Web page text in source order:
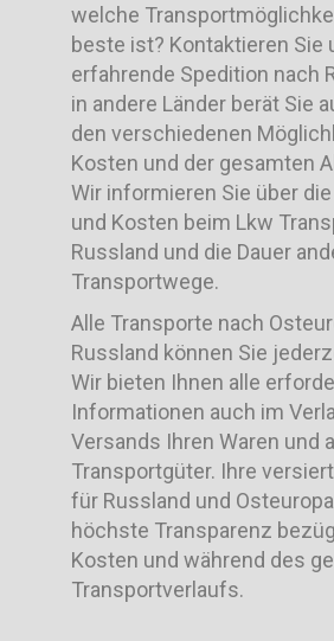
welche
beste ist? Kontaktieren Sie
erfahrende Spedition nach
in andere Länder berät Sie
den verschiedenen
Kosten und der gesamten
Wir informieren Sie über
und Kosten beim Lkw
Russland und die Dauer
Transportwege.
Alle Transporte nach
Russland können Sie
Wir bieten Ihnen alle
Informationen auch im
Versands Ihren Waren und
Transportgüter. Ihre
für Russland und
höchste Transparenz
Kosten und während des
Transportverlaufs.